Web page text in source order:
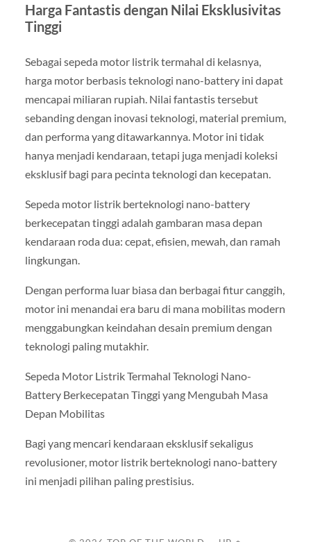
Harga Fantastis dengan Nilai Eksklusivitas
Tinggi
Sebagai sepeda motor listrik termahal di kelasnya,
harga motor berbasis teknologi nano-battery ini dapat
mencapai miliaran rupiah. Nilai fantastis tersebut
sebanding dengan inovasi teknologi, material premium,
dan performa yang ditawarkannya. Motor ini tidak
hanya menjadi kendaraan, tetapi juga menjadi koleksi
eksklusif bagi para pecinta teknologi dan kecepatan.
Sepeda motor listrik berteknologi nano-battery
berkecepatan tinggi adalah gambaran masa depan
kendaraan roda dua: cepat, efisien, mewah, dan ramah
lingkungan.
Dengan performa luar biasa dan berbagai fitur canggih,
motor ini menandai era baru di mana mobilitas modern
menggabungkan keindahan desain premium dengan
teknologi paling mutakhir.
Sepeda Motor Listrik Termahal Teknologi Nano-
Battery Berkecepatan Tinggi yang Mengubah Masa
Depan Mobilitas
Bagi yang mencari kendaraan eksklusif sekaligus
revolusioner, motor listrik berteknologi nano-battery
ini menjadi pilihan paling prestisius.